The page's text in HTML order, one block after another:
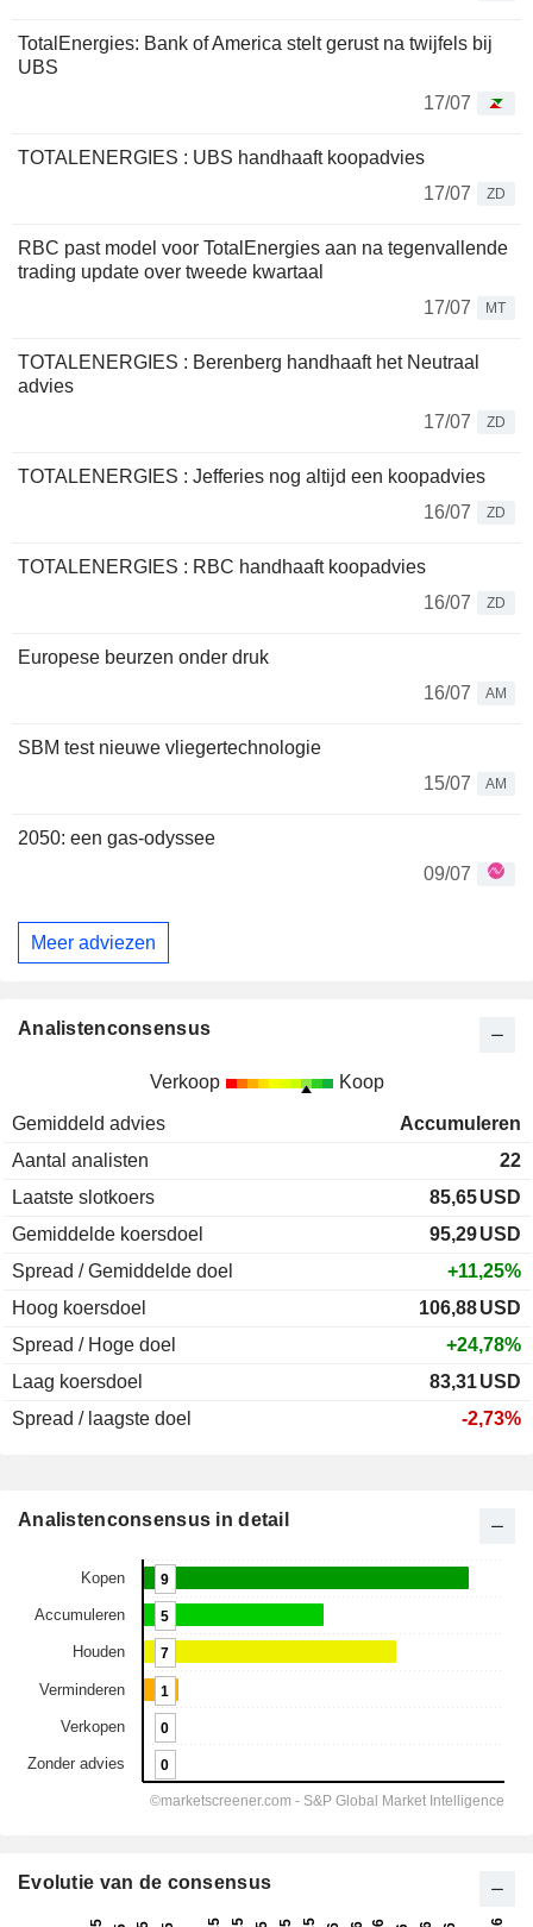
TotalEnergies: Bank of America stelt gerust na twijfels bij
UBS
17/07
TOTALENERGIES : UBS handhaaft koopadvies
17/07
ZD
RBC past model voor TotalEnergies aan na tegenvallende
trading update over tweede kwartaal
17/07
MT
TOTALENERGIES : Berenberg handhaaft het Neutraal
advies
17/07
ZD
TOTALENERGIES : Jefferies nog altijd een koopadvies
16/07
ZD
TOTALENERGIES : RBC handhaaft koopadvies
16/07
ZD
Europese beurzen onder druk
16/07
AM
SBM test nieuwe vliegertechnologie
15/07
AM
2050: een gas-odyssee
09/07
Meer adviezen
Analistenconsensus
Verkoop Koop
Gemiddeld advies
Accumuleren
Aantal analisten
22
Laatste slotkoers
85,65USD
Gemiddelde koersdoel
95,29USD
Spread / Gemiddelde doel
+11,25%
Hoog koersdoel
106,88USD
Spread / Hoge doel
+24,78%
Laag koersdoel
83,31USD
Spread / laagste doel
-2,73%
Analistenconsensus in detail
Evolutie van de consensus